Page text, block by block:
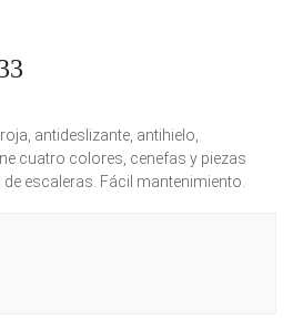
antideslizante, antihielo,
cuatro colores, cenefas y piezas
escaleras. Fácil mantenimiento.